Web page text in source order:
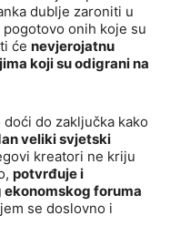
dublje zaroniti u
onih koje su
će nevjerojatnu
koji su odigrani na
do zaključka kako
veliki svjetski
kreatori ne kriju
potvrđuje i
foruma
se doslovno i